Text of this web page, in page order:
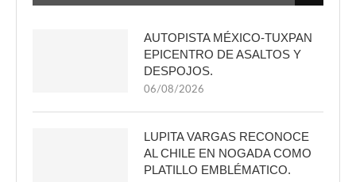
AUTOPISTA MÉXICO-TUXPAN
EPICENTRO DE ASALTOS Y
DESPOJOS.
06/08/2026
LUPITA VARGAS RECONOCE
AL CHILE EN NOGADA COMO
PLATILLO EMBLÉMATICO.